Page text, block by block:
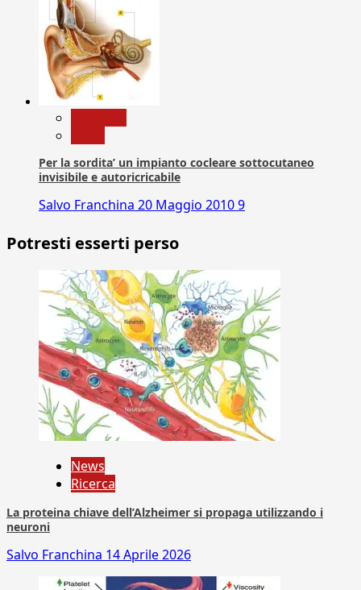
Per la sordita’ un impianto cocleare sottocutaneo
invisibile e autoricricabile
Salvo Franchina 20 Maggio 20109
Potresti esserti perso
News
Ricerca
La proteina chiave dell’Alzheimer si propaga utilizzando i
neuroni
Salvo Franchina 14 Aprile 2026